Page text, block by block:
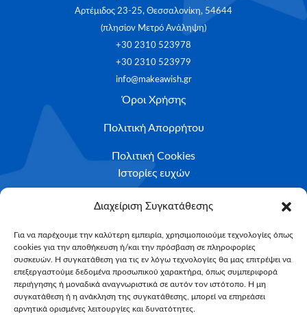
Διαχείριση Συγκατάθεσης
Για να παρέχουμε την καλύτερη εμπειρία, χρησιμοποιούμε τεχνολογίες όπως
cookies για την αποθήκευση ή/και την πρόσβαση σε πληροφορίες
συσκευών. Η συγκατάθεση για τις εν λόγω τεχνολογίες θα μας επιτρέψει να
επεξεργαστούμε δεδομένα προσωπικού χαρακτήρα, όπως συμπεριφορά
περιήγησης ή μοναδικά αναγνωριστικά σε αυτόν τον ιστότοπο. Η μη
συγκατάθεση ή η ανάκληση της συγκατάθεσης, μπορεί να επηρεάσει
αρνητικά ορισμένες λειτουργίες και δυνατότητες.
Αρτέμιδος 23-25, Θεσσαλονίκη, 54644
(πλησίον Μετρό Ανάληψη)
+30 2310 523978
+30 2310 523979
info@makeawish.gr
Όροι Χρήσης
Πολιτική Απορρήτου
Πολιτική Cookies
Ιστορίες ευχών
Το ταξίδι της ευχής
Υποβολή Αιτήματος
NEWSLETTER
Email*